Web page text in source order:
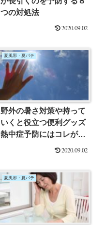
つの対処法
2020.09.02
夏風邪・夏バテ
野外の暑さ対策や持って
いくと役立つ便利グッズ
熱中症予防にはコレが効
2020.09.02
夏風邪・夏バテ